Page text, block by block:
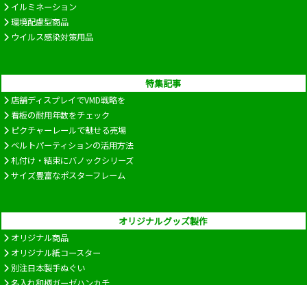
イルミネーション
環境配慮型商品
ウイルス感染対策用品
特集記事
店舗ディスプレイでVMD戦略を
看板の耐用年数をチェック
ピクチャーレールで魅せる売場
ベルトパーティションの活用方法
札付け・結束にバノックシリーズ
サイズ豊富なポスターフレーム
オリジナルグッズ製作
オリジナル商品
オリジナル紙コースター
別注日本製手ぬぐい